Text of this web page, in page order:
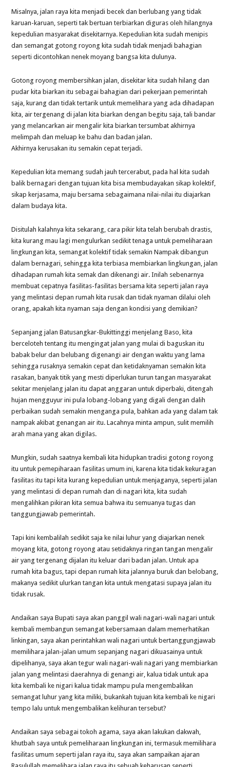
Misalnya, jalan raya kita menjadi becek dan berlubang yang tidak
karuan-karuan, seperti tak bertuan terbiarkan diguras oleh hilangnya
kepedulian masyarakat disekitarnya. Kepedulian kita sudah menipis
dan semangat gotong royong kita sudah tidak menjadi bahagian
seperti dicontohkan nenek moyang bangsa kita dulunya.
Gotong royong membersihkan jalan, disekitar kita sudah hilang dan
pudar kita biarkan itu sebagai bahagian dari pekerjaan pemerintah
saja, kurang dan tidak tertarik untuk memelihara yang ada dihadapan
kita, air tergenang di jalan kita biarkan dengan begitu saja, tali bandar
yang melancarkan air mengalir kita biarkan tersumbat akhirnya
melimpah dan meluap ke bahu dan badan jalan.
Akhirnya kerusakan itu semakin cepat terjadi.
Kepedulian kita memang sudah jauh tercerabut, pada hal kita sudah
balik bernagari dengan tujuan kita bisa membudayakan sikap kolektif,
sikap kerjasama, maju bersama sebagaimana nilai-nilai itu diajarkan
dalam budaya kita.
Disitulah kalahnya kita sekarang, cara pikir kita telah berubah drastis,
kita kurang mau lagi mengulurkan sedikit tenaga untuk pemeliharaan
lingkungan kita, semangat kolektif tidak semakin Nampak dibangun
dalam bernagari, sehingga kita terbiasa membiarkan lingkungan, jalan
dihadapan rumah kita semak dan dikenangi air. Inilah sebenarnya
membuat cepatnya fasilitas-fasilitas bersama kita seperti jalan raya
yang melintasi depan rumah kita rusak dan tidak nyaman dilalui oleh
orang, apakah kita nyaman saja dengan kondisi yang demikian?
Sepanjang jalan Batusangkar-Bukittinggi menjelang Baso, kita
berceloteh tentang itu mengingat jalan yang mulai di baguskan itu
babak belur dan belubang digenangi air dengan waktu yang lama
sehingga rusaknya semakin cepat dan ketidaknyaman semakin kita
rasakan, banyak titik yang mesti diperlukan turun tangan masyarakat
sekitar menjelang jalan itu dapat anggaran untuk diperbaki, ditengah
hujan mengguyur ini pula lobang-lobang yang digali dengan dalih
perbaikan sudah semakin menganga pula, bahkan ada yang dalam tak
nampak akibat genangan air itu. Lacahnya minta ampun, sulit memilih
arah mana yang akan digilas.
Mungkin, sudah saatnya kembali kita hidupkan tradisi gotong royong
itu untuk pemepiharaan fasilitas umum ini, karena kita tidak kekuragan
fasilitas itu tapi kita kurang kepedulian untuk menjaganya, seperti jalan
yang melintasi di depan rumah dan di nagari kita, kita sudah
mengalihkan pikiran kita semua bahwa itu semuanya tugas dan
tanggungjawab pemerintah.
Tapi kini kembalilah sedikit saja ke nilai luhur yang diajarkan nenek
moyang kita, gotong royong atau setidaknya ringan tangan mengalir
air yang tergenang dijalan itu keluar dari badan jalan. Untuk apa
rumah kita bagus, tapi depan rumah kita jalannya buruk dan belobang,
makanya sedikit ulurkan tangan kita untuk mengatasi supaya jalan itu
tidak rusak.
Andaikan saya Bupati saya akan panggil wali nagari-wali nagari untuk
kembali membangun semangat kebersamaan dalam memerhatikan
linkingan, saya akan perintahkan wali nagari untuk bertanggungjawab
memilihara jalan-jalan umum sepanjang nagari dikuasainya untuk
dipelihanya, saya akan tegur wali nagari-wali nagari yang membiarkan
jalan yang melintasi daerahnya di genangi air, kalua tidak untuk apa
kita kembali ke nigari kalua tidak mampu pula mengembalikan
semangat luhur yang kita miliki, bukankah tujuan kita kembali ke nigari
tempo lalu untuk mengembalikan kelihuran tersebut?
Andaikan saya sebagai tokoh agama, saya akan lakukan dakwah,
khutbah saya untuk pemeliharaan lingkungan ini, termasuk memilihara
fasilitas umum seperti jalan raya itu, saya akan sampaikan ajaran